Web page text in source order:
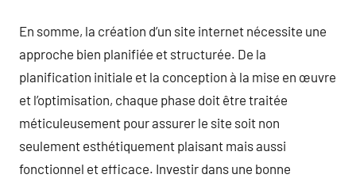
En somme, la création d’un site internet nécessite une
approche bien planifiée et structurée. De la
planification initiale et la conception à la mise en œuvre
et l’optimisation, chaque phase doit être traitée
méticuleusement pour assurer le site soit non
seulement esthétiquement plaisant mais aussi
fonctionnel et efficace. Investir dans une bonne